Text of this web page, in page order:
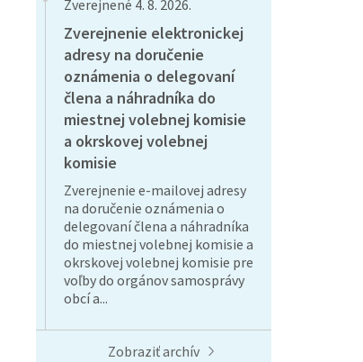
Zverejnené 4. 8. 2026.
Zverejnenie elektronickej
adresy na doručenie
oznámenia o delegovaní
člena a náhradníka do
miestnej volebnej komisie
a okrskovej volebnej
komisie
Zverejnenie e-mailovej adresy
na doručenie oznámenia o
delegovaní člena a náhradníka
do miestnej volebnej komisie a
okrskovej volebnej komisie pre
voľby do orgánov samosprávy
obcí a...
Zobraziť archív